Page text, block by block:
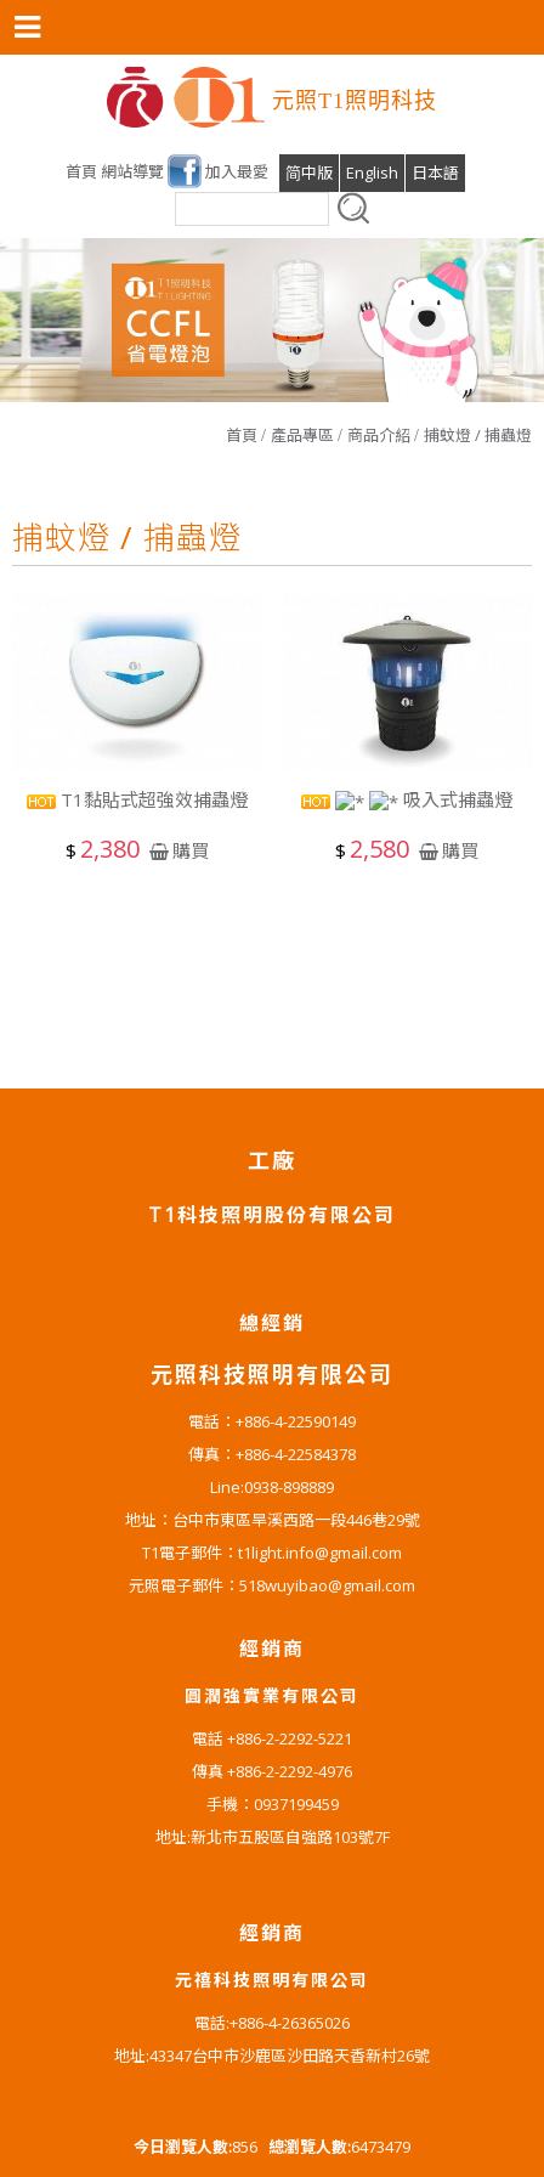
元照T1照明科技
首頁 網站導覽 加入最愛 简中版 English 日本語
首頁 產品專區 商品介紹 捕蚊燈 / 捕蟲燈
雲林科技大學運動場及校區燈光設計，元照得標了！
會員後台
【第198集 心視界】 ✅本集邀請到的來賓是
雲林科技大學運動場及校區燈光設計，元照得標了！
光明T全能檯燈預計六月份上線
T1照明科技股份有限公司張麗蝶董事長出席參與SDGs產業鍊
捕蚊燈 / 捕蟲燈
T1黏貼式超強效捕蟲燈
$ 2,380 購買
吸入式捕蟲燈
$ 2,580 購買
工廠
T1科技照明股份有限公司
總經銷
元照科技照明有限公司
電話：+886-4-22590149
傳真：+886-4-22584378
Line:0938-898889
地址：台中市東區旱溪西路一段446巷29號
T1電子郵件：t1light.info@gmail.com
元照電子郵件：518wuyibao@gmail.com
經銷商
圓潤強實業有限公司
電話 +886-2-2292-5221
傳真 +886-2-2292-4976
手機：0937199459
地址:新北市五股區自強路103號7F
經銷商
元禧科技照明有限公司
電話:+886-4-26365026
地址:43347台中市沙鹿區沙田路天香新村26號
今日瀏覽人數:856 總瀏覽人數:6473479